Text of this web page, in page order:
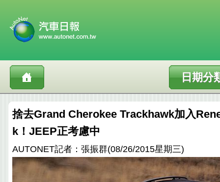
日期分
捨去Grand Cherokee Trackhawk加入
k！JEEP正考慮中
AUTONET記者：張振群(08/26/2015星期三)